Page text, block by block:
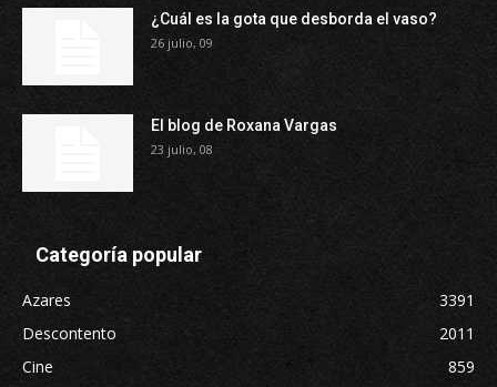
¿Cuál es la gota que desborda el vaso?
26 julio, 09
El blog de Roxana Vargas
23 julio, 08
Categoría popular
Azares
3391
Descontento
2011
Cine
859